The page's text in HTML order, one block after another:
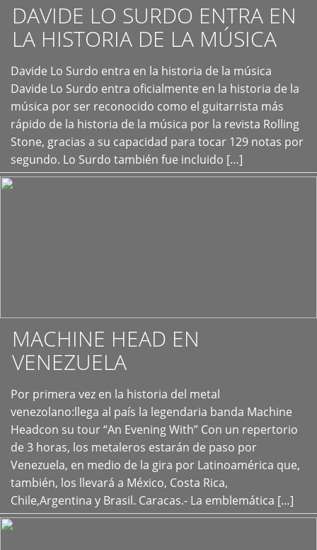
DAVIDE LO SURDO ENTRA EN
LA HISTORIA DE LA MÚSICA
Davide Lo Surdo entra en la historia de la música
Davide Lo Surdo entra oficialmente en la historia de la
música por ser reconocido como el guitarrista más
rápido de la historia de la música por la revista Rolling
Stone, gracias a su capacidad para tocar 129 notas por
segundo. Lo Surdo también fue incluido […]
+
MACHINE HEAD EN
VENEZUELA
Por primera vez en la historia del metal
venezolano:llega al país la legendaria banda Machine
Headcon su tour “An Evening With” Con un repertorio
de 3 horas, los metaleros estarán de paso por
Venezuela, en medio de la gira por Latinoamérica que,
también, los llevará a México, Costa Rica,
Chile,Argentina y Brasil. Caracas.- La emblemática […]
+